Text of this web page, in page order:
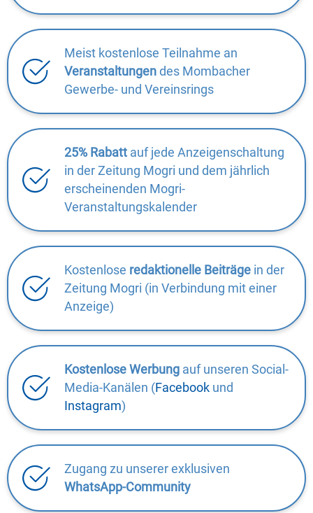
Meist kostenlose Teilnahme an
Veranstaltungen des Mombacher
Gewerbe- und Vereinsrings
25% Rabatt auf jede Anzeigenschaltung
in der Zeitung Mogri und dem jährlich
erscheinenden Mogri-
Veranstaltungskalender
Kostenlose redaktionelle Beiträge in der
Zeitung Mogri (in Verbindung mit einer
Anzeige)
Kostenlose Werbung auf unseren Social-
Media-Kanälen (Facebook und
Instagram)
Zugang zu unserer exklusiven
WhatsApp-Community